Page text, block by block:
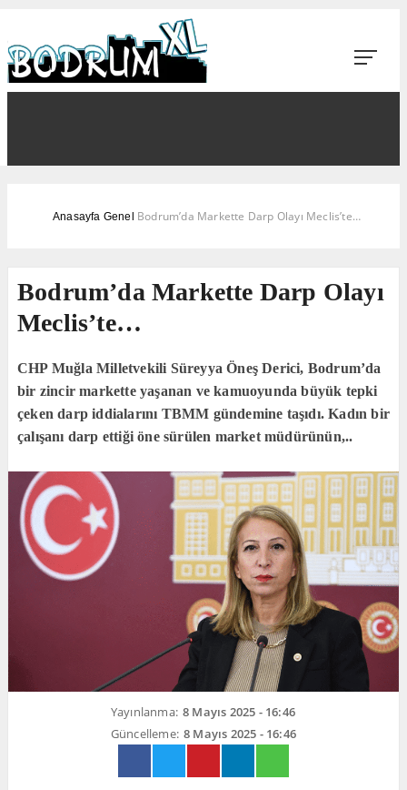
Anasayfa Genel Bodrum’da Markette Darp Olayı Meclis’te…
Bodrum’da Markette Darp Olayı
Meclis’te…
CHP Muğla Milletvekili Süreyya Öneş Derici, Bodrum’da
bir zincir markette yaşanan ve kamuoyunda büyük tepki
çeken darp iddialarını TBMM gündemine taşıdı. Kadın bir
çalışanı darp ettiği öne sürülen market müdürünün,..
Yayınlanma: 8 Mayıs 2025 - 16:46
Güncelleme: 8 Mayıs 2025 - 16:46